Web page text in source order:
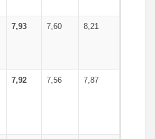
7,93 7,60 8,21
7,92 7,56 7,87